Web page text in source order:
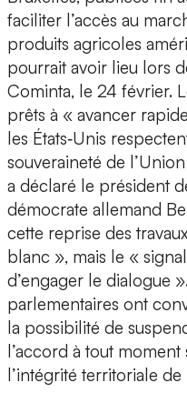
faciliter l’accès au
produits agricoles
pourrait avoir lieu lors
Cominta, le 24 février.
prêts à « avancer
les États‑Unis
souveraineté de
a déclaré le président
démocrate allemand
cette reprise des
blanc », mais le «
d’engager le dialogue
parlementaires ont
la possibilité de
l’accord à tout
l’intégrité territoriale